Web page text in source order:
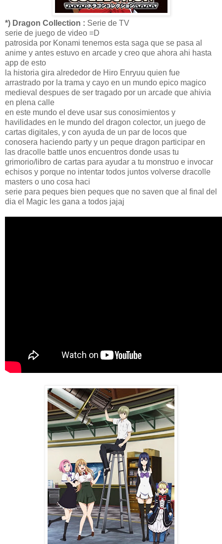
*) Dragon Collection : Serie de TV
serie de juego de video =D
patrosida por Konami tenemos esta saga que se pasa al
anime y antes estuvo en arcade y creo que ahora ahi hasta
app de esto
la historia gira alrededor de Hiro Enryuu quien fue
arrastrado por la trama y cayo en un mundo epico magico
medieval despues de ser tragado por un arcade que ahivia
en plena calle
en este mundo el deve usar sus conosimientos y
havilidades en le mundo del dragon colector, un juego de
cartas digitales, y con ayuda de un par de locos que
conosera haciendo party y un peque dragon participar en
las dracolle battle unos encuentros donde usas tu
grimorio/libro de cartas para ayudar a tu monstruo e invocar
echisos y porque no intentar todos juntos volverse dracolle
masters o uno cosa haci
serie para peques bien peques que no saven que al final del
dia el Magic les gana a todos jajaj